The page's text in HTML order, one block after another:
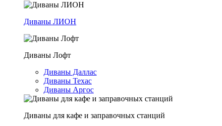
Диваны ЛИОН
Диваны Лофт
Диваны Даллас
Диваны Техас
Диваны Аргос
Диваны для кафе и заправочных станций